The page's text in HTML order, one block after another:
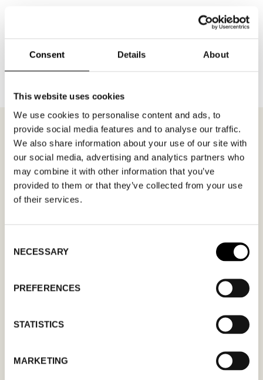
Consent Details About
This website uses cookies
We use cookies to personalise content and ads, to
provide social media features and to analyse our traffic.
We also share information about your use of our site with
our social media, advertising and analytics partners who
may combine it with other information that you’ve
provided to them or that they’ve collected from your use
of their services.
Selection
NECESSARY
PREFERENCES
STATISTICS
MARKETING
MÖTESFÖRFRÅGAN OLYMP
I formuläret kan du fylla i ett önskat datum för
dig. Endast bekräftade mötesförfrågningar
MM